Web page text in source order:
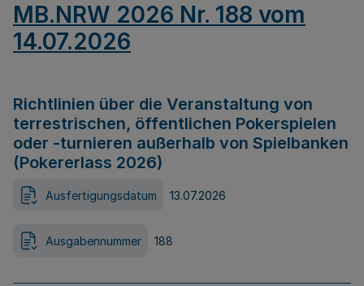
MB.NRW 2026 Nr. 188 vom
14.07.2026
Richtlinien über die Veranstaltung von
terrestrischen, öffentlichen Pokerspielen
oder -turnieren außerhalb von Spielbanken
(Pokererlass 2026)
Ausfertigungsdatum 13.07.2026
Ausgabennummer 188